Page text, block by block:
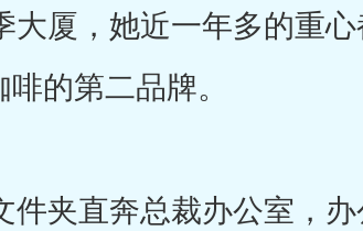
厦，她近一年多的重
的第二品牌。
夹直奔总裁办公室，